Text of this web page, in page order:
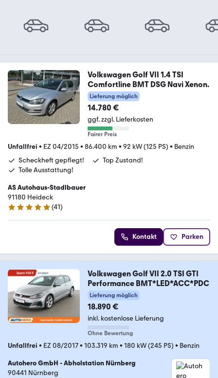
Volkswagen Golf VII 1.4 TSI
Comfortline BMT DSG Navi Xenon.
Lieferung möglich
14.780 €
ggf. zzgl. Lieferkosten
Fairer Preis
Unfallfrei • EZ 04/2015 • 86.400 km • 92 kW (125 PS) • Benzin
Scheckheft gepflegt!
Top Zustand!
Tolle Ausstattung!
AS Autohaus-Stadlbauer
91180 Heideck
5 Sterne
(41)
Kontakt Parken
Volkswagen Golf VII 2.0 TSI GTI
Performance BMT*LED*ACC*PDC
Lieferung möglich
18.890 €
inkl. kostenlose Lieferung
Ohne Bewertung
Unfallfrei • EZ 08/2017• 103.319 km • 180 kW (245 PS) • Benzin
Autohero GmbH - Abholstation Nürnberg
90441 Nürnberg